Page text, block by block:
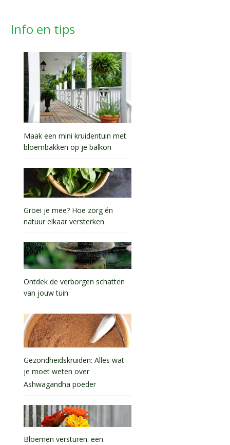
Info en tips
Maak een mini kruidentuin met
bloembakken op je balkon
Groei je mee? Hoe zorg én
natuur elkaar versterken
Ontdek de verborgen schatten
van jouw tuin
Gezondheidskruiden: Alles wat
je moet weten over
Ashwagandha poeder
Bloemen versturen: een